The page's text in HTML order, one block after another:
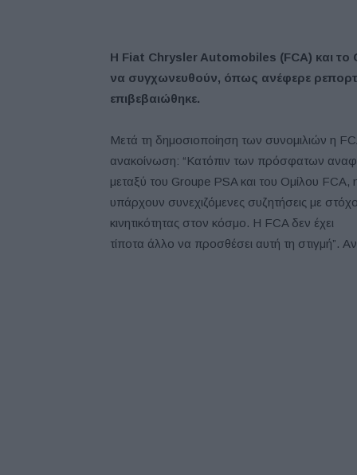
Η Fiat Chrysler Automobiles (FCA) και το
να συγχωνευθούν, όπως ανέφερε
επιβεβαιώθηκε.
Μετά τη δημοσιοποίηση των συνομιλιών η
ανακοίνωση: “Κατόπιν των πρόσφατων
μεταξύ του Groupe PSA και του Ομίλου FCA,
υπάρχουν συνεχιζόμενες συζητήσεις με
κινητικότητας στον κόσμο. Η FCA δεν έχει
τίποτα άλλο να προσθέσει αυτή τη στιγμή”.